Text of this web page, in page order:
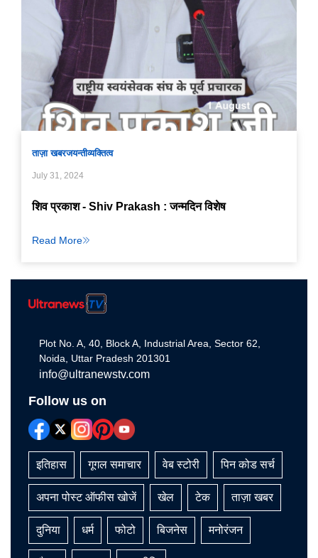
ताज़ा खबरजयन्तीव्यक्तित्व
July 31, 2024
शिव प्रकाश - Shiv Prakash : जन्मदिन विशेष
Read More
Plot No. A, 40, Block A, Industrial Area, Sector 62,
Noida, Uttar Pradesh 201301
info@ultranewstv.com
Follow us on
इतिहास गूगल समाचार वेब स्टोरी पिन कोड सर्च
अपना पोस्ट ऑफीस खोजें खेल टेक ताज़ा खबर
दुनिया धर्म फोटो बिजनेस मनोरंजन